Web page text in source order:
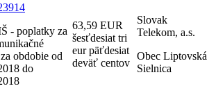
- poplatky za
obdobie od
do
63,59 EUR
šesťdesiat tri
eur päťdesiat
deväť centov
Slovak
Telekom, a.s.
Obec Liptovská
Sielnica